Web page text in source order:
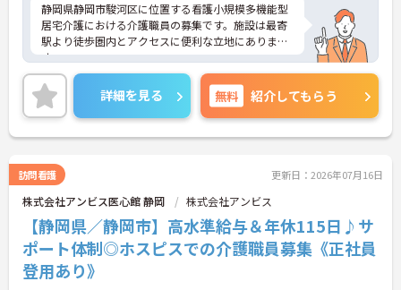
静岡県静岡市駿河区に位置する看護小規模多機能型
居宅介護における介護職員の募集です。施設は最寄
駅より徒歩圏内とアクセスに便利な立地にありま
す。
福利厚生が充実しています。働きやすい環境が整っ
ており、安心して長くご勤務いただけます。また、
年間休日115日もあり、プライベートを大切にしな
がらご勤務いただけます。
ご興味のある方には、面接対策ポイントなど、さら
い！
詳細を見る 無料 紹介してもらう
訪問看護 更新日：2026年07月16日
株式会社アンビス医心館 静岡 株式会社アンビス
【静岡県／静岡市】高水準給与＆年休115日♪サ
ポート体制◎ホスピスでの介護職員募集《正社員
登用あり》